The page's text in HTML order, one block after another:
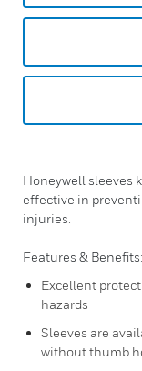
Honeywell sleeves
effective in
injuries.
Features & Benefits:
Excellent
hazards
Sleeves are
without thumb